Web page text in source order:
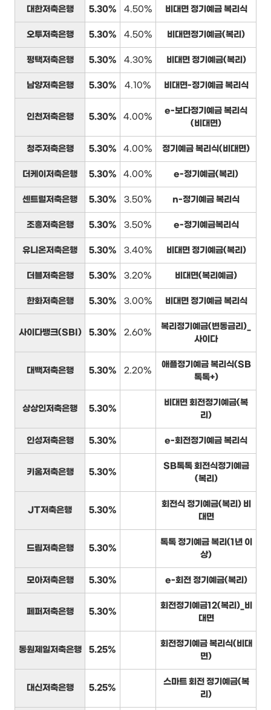
대한저축은행 5.30% 4.50% 비대면 정기예금 복리식
오투저축은행 5.30% 4.50% 비대면정기예금(복리)
평택저축은행 5.30% 4.30% 비대면 정기예금(복리)
남양저축은행 5.30% 4.10% 비대면-정기예금 복리식
인천저축은행 5.30% 4.00%
e-보다정기예금 복리식
(비대면)
청주저축은행 5.30% 4.00% 정기예금 복리식(비대면)
더케이저축은행 5.30% 4.00% e-정기예금(복리)
센트럴저축은행 5.30% 3.50% n-정기예금 복리식
조흥저축은행 5.30% 3.50% e-정기예금복리식
유니온저축은행 5.30% 3.40% 비대면 정기예금(복리)
더블저축은행 5.30% 3.20% 비대면(복리예금)
한화저축은행 5.30% 3.00% 비대면 정기예금 복리식
사이다뱅크(SBI) 5.30% 2.60%
복리정기예금(변동금리)_
사이다
대백저축은행 5.30% 2.20%
애플정기예금 복리식(SB
톡톡+)
상상인저축은행 5.30%
비대면 회전정기예금(복
리)
인성저축은행 5.30% e-회전정기예금 복리식
키움저축은행 5.30%
SB톡톡 회전식정기예금
(복리)
JT저축은행 5.30%
회전식 정기예금(복리) 비
대면
드림저축은행 5.30%
톡톡 정기예금 복리(1년 이
상)
모아저축은행 5.30% e-회전 정기예금(복리)
페퍼저축은행 5.30%
회전정기예금12(복리)_비
대면
동원제일저축은행 5.25%
회전정기예금 복리식(비대
면)
대신저축은행 5.25%
스마트 회전 정기예금(복
리)